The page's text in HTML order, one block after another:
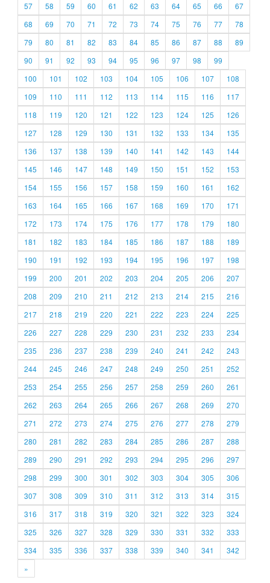
57
58 59 60 61 62 63 64 65 66
67
68
69 70 71 72 73 74 75 76 77
78
79
80 81 82 83 84 85 86 87 88
89
90
91 92 93 94 95 96 97 98
99
100
101 102 103 104 105 106 107
108
109
110 111 112 113 114 115 116
117
118
119 120 121 122 123 124 125
126
127
128 129 130 131 132 133 134
135
136
137 138 139 140 141 142 143
144
145
146 147 148 149 150 151 152
153
154
155 156 157 158 159 160 161
162
163
164 165 166 167 168 169 170
171
172
173 174 175 176 177 178 179
180
181
182 183 184 185 186 187 188
189
190
191 192 193 194 195 196 197
198
199
200 201 202 203 204 205 206
207
208
209 210 211 212 213 214 215
216
217
218 219 220 221 222 223 224
225
226
227 228 229 230 231 232 233
234
235
236 237 238 239 240 241 242
243
244
245 246 247 248 249 250 251
252
253
254 255 256 257 258 259 260
261
262
263 264 265 266 267 268 269
270
271
272 273 274 275 276 277 278
279
280
281 282 283 284 285 286 287
288
289
290 291 292 293 294 295 296
297
298
299 300 301 302 303 304 305
306
307
308 309 310 311 312 313 314
315
316
317 318 319 320 321 322 323
324
325
326 327 328 329 330 331 332
333
334
335 336 337 338 339 340 341
342
»